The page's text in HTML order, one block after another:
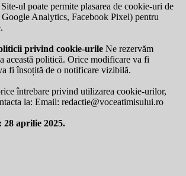
Site-ul poate permite plasarea de cookie-uri de
Analytics, Facebook Pixel) pentru
privind cookie-urile Ne rezervăm
această politică. Orice modificare va fi
fi însoțită de o notificare vizibilă.
întrebare privind utilizarea cookie-urilor,
la: Email: redactie@voceatimisului.ro
aprilie 2025.